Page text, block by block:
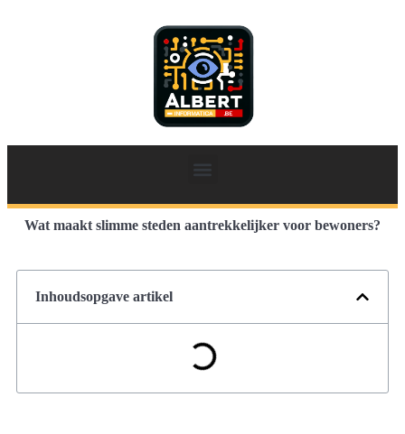
Wat maakt slimme steden aantrekkelijker voor bewoners?
Inhoudsopgave artikel